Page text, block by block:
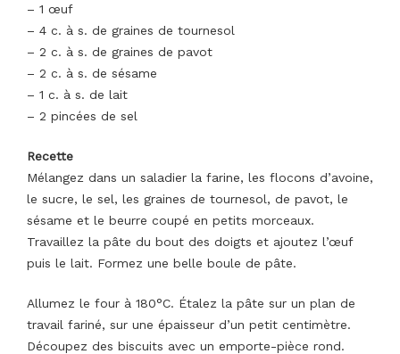
– 1 œuf
– 4 c. à s. de graines de tournesol
– 2 c. à s. de graines de pavot
– 2 c. à s. de sésame
– 1 c. à s. de lait
– 2 pincées de sel
Recette
Mélangez dans un saladier la farine, les flocons d’avoine,
le sucre, le sel, les graines de tournesol, de pavot, le
sésame et le beurre coupé en petits morceaux.
Travaillez la pâte du bout des doigts et ajoutez l’œuf
puis le lait. Formez une belle boule de pâte.
Allumez le four à 180°C. Étalez la pâte sur un plan de
travail fariné, sur une épaisseur d’un petit centimètre.
Découpez des biscuits avec un emporte-pièce rond.